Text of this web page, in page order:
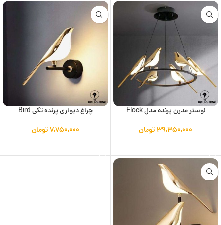
لوستر مدرن پرنده مدل Flock
۳۹,۳۵۰,۰۰۰تومان
چراغ دیواری پرنده تکی Bird
۷,۷۵۰,۰۰۰تومان